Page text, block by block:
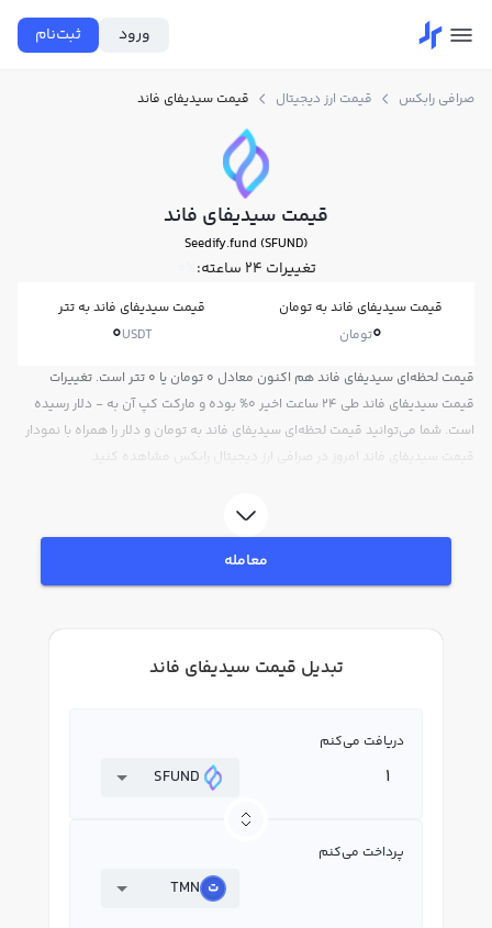
ورود ثبت‌نام
صرافی رابکس قیمت ارز دیجیتال قیمت سیدیفای فاند
قیمت سیدیفای فاند
Seedify.fund (SFUND)
تغییرات ۲۴ ساعته: 0%
قیمت سیدیفای فاند به تومان
0تومان
قیمت سیدیفای فاند به تتر
0USDT
قیمت لحظه‌ای سیدیفای فاند هم اکنون معادل 0 تومان یا 0 تتر است. تغییرات
قیمت سیدیفای فاند طی 24 ساعت اخیر 0% بوده و مارکت کپ آن به - دلار رسیده
است. شما می‌توانید قیمت لحظه‌ای سیدیفای فاند به تومان و دلار را همراه با نمودار
قیمت سیدیفای فاند امروز در صرافی ارز دیجیتال رابکس مشاهده کنید.
معامله
تبدیل قیمت سیدیفای فاند
دریافت می‌کنم
SFUND
پرداخت می‌کنم
TMN